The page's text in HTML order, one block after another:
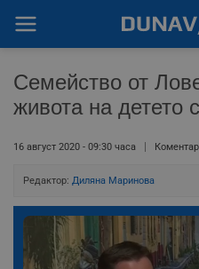
Семейство от
живота на детето
16 август 2020 - 09:30 часа
Редактор: Диляна Маринова